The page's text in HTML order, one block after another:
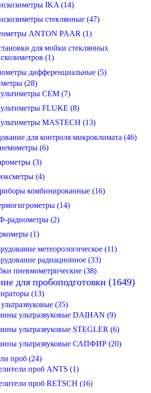
IKA (14)
стеклянные (47)
ANTON PAAR (1)
для мойки стеклянных
(1)
дифференциальные (5)
(28)
CEM (7)
FLUKE (8)
MASTECH (13)
для контроля микроклимата (46)
(6)
(3)
(4)
комбинированные (16)
(14)
радиометры (2)
(1)
метеорологическое (11)
радиационное (33)
пневмометрические (38)
для пробоподготовки (1649)
(13)
(35)
ультразвуковые DAIHAN (9)
ультразвуковые STEGLER (6)
ультразвуковые САПФИР (20)
проб (24)
проб ANTS (1)
проб RETSCH (16)